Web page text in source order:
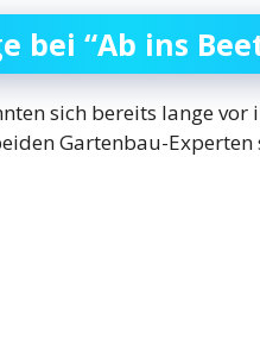
bei “Ab ins
sich bereits lange vor
Gartenbau-